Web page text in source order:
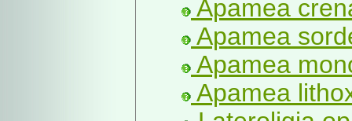
Apamea
Apamea
Apamea
Apamea